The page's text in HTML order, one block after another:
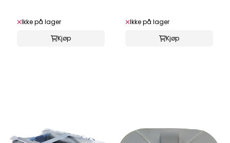
Ikke på lager
Kjøp
Ikke på lager
Kjøp